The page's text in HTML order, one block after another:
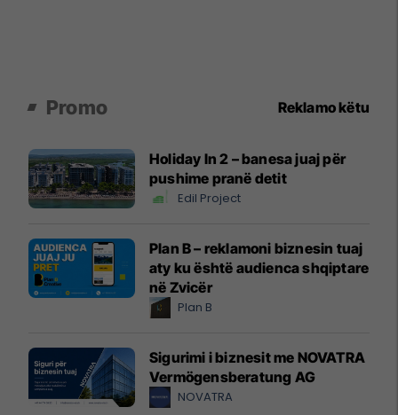
Promo Reklamo këtu
Holiday In 2 – banesa juaj për
pushime pranë detit
Edil Project
Plan B – reklamoni biznesin tuaj
aty ku është audienca shqiptare
në Zvicër
Plan B
Sigurimi i biznesit me NOVATRA
Vermögensberatung AG
NOVATRA